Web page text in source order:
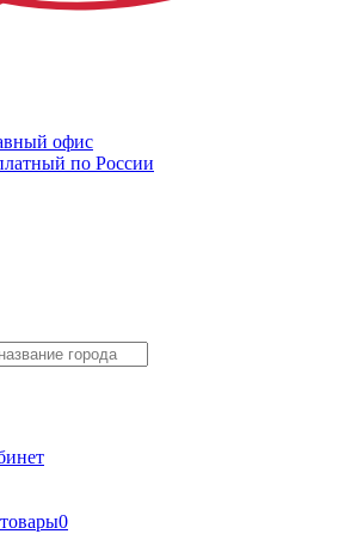
офис
по России
0